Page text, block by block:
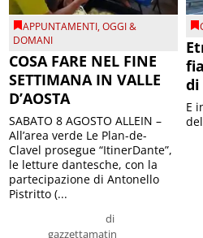
APPUNTAMENTI,OGGI &
DOMANI
COSA FARE NEL FINE
SETTIMANA IN VALLE
D’AOSTA
di
gazzettamatin
SABATO 8 AGOSTO ALLEIN –
All’area verde Le Plan-de-
Clavel prosegue “ItinerDante”,
le letture dantesche, con la
partecipazione di Antonello
Pistritto (...
di
E